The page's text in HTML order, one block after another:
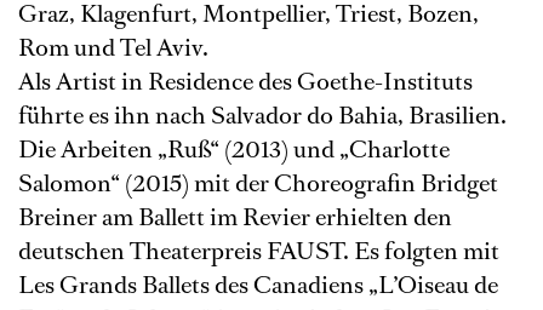
Graz, Klagenfurt, Montpellier, Triest, Bozen,
Rom und Tel Aviv.
Als Artist in Residence des Goethe-Instituts
führte es ihn nach Salvador do Bahia, Brasilien.
Die Arbeiten „Ruß“ (2013) und „Charlotte
Salomon“ (2015) mit der Choreografin Bridget
Breiner am Ballett im Revier erhielten den
deutschen Theaterpreis FAUST. Es folgten mit
Les Grands Ballets des Canadiens „L’Oiseau de